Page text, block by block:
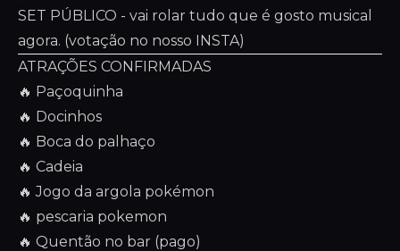
SET PÚBLICO - vai rolar tudo que é gosto musical
agora. (votação no nosso INSTA)
ATRAÇÕES CONFIRMADAS
🔥 Paçoquinha
🔥 Docinhos
🔥 Boca do palhaço
🔥 Cadeia
🔥 Jogo da argola pokémon
🔥 pescaria pokemon
🔥 Quentão no bar (pago)